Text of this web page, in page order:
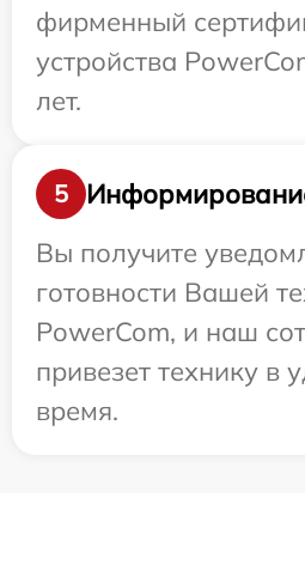
фирменный
устройства
лет.
5
Вы получите
готовности Вашей
PowerCom, и наш
привезет технику в
время.